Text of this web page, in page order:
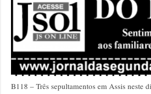
B118 – Três sepultamentos em Assis neste